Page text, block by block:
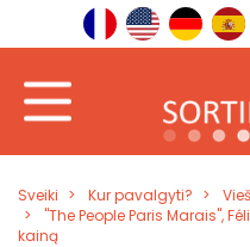
Sveiki Kur pavalgyti?
"The People Paris Marais",
kainą